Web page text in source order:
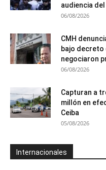
audiencia del
06/08/2026
CMH
bajo decreto
negociaron
06/08/2026
Capturan a
millón en
Ceiba
05/08/2026
Internacionales